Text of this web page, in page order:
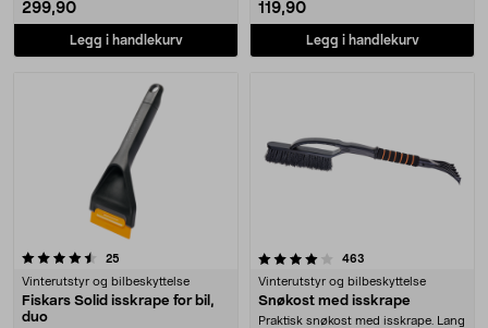
299,90
Legg i handlekurv
119,90
Legg i handlekurv
25
Vinterutstyr og bilbeskyttelse
Fiskars Solid isskrape for bil,
duo
4.0 av 5 stjerner 463
Vinterutstyr og bilbeskyttelse
Snøkost med isskrape
Praktisk snøkost med isskrape. Lang